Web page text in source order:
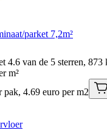
parket 7,2m²
4.6 van de 5 sterren, 873
m²
pak, 4.69 euro per m2